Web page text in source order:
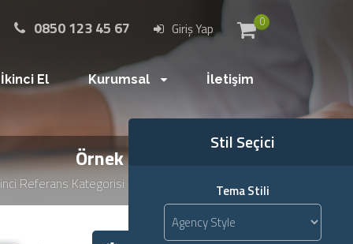
Stil Seçici
Tema Stili
0
Giriş Yap
0850 123 45 67
İkinci El Kurumsal İletişim
Örnek İkinci Referans
Referans Kategorisi Örnek İkinci Referans